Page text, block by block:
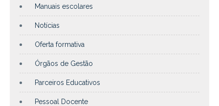
Manuais escolares
Notícias
Oferta formativa
Órgãos de Gestão
Parceiros Educativos
Pessoal Docente